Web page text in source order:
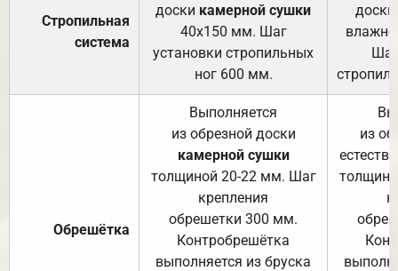
Стропильная
система
доски камерной сушки
40х150 мм. Шаг
установки стропильных
ног 600 мм.
доски
Обрешётка
Выполняется
из обрезной доски
камерной сушки
толщиной 20-22 мм. Шаг
крепления
обрешетки 300 мм.
Контробрешётка
выполняется из бруска
из